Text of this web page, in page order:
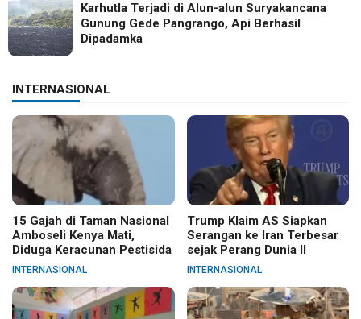
Karhutla Terjadi di Alun-alun Suryakancana
Gunung Gede Pangrango, Api Berhasil
Dipadamka
INTERNASIONAL
15 Gajah di Taman Nasional
Amboseli Kenya Mati,
Diduga Keracunan Pestisida
INTERNASIONAL
Trump Klaim AS Siapkan
Serangan ke Iran Terbesar
sejak Perang Dunia II
INTERNASIONAL